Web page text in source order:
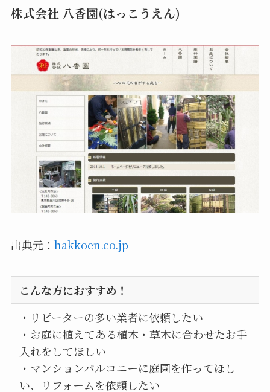
株式会社 八香園(はっこうえん)
出典元： hakkoen.co.jp
こんな方におすすめ！
・リピーターの多い業者に依頼したい
・お庭に植えてある植木・草木に合わせたお手
入れをしてほしい
・マンションバルコニーに庭園を作ってほし
い、リフォームを依頼したい